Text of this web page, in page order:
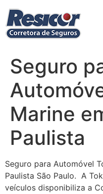
para
conteúdo
Seguro
Marine
Paulista
Seguro para Automóvel
Paulista São Paulo. A
veículos disponibiliza a